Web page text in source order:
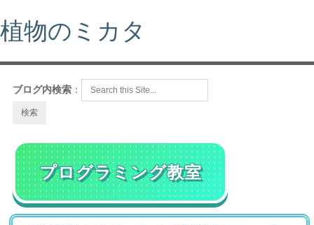
植物のミカタ
ブログ内検索 ：
プログラミング教室